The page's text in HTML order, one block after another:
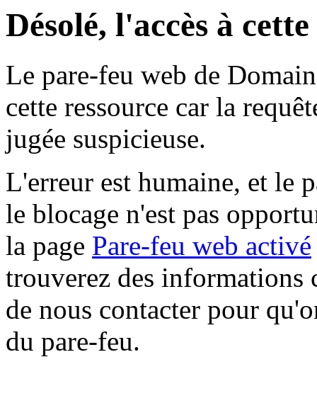
Désolé, l'accès à
Le pare-feu web de
cette ressource car la
jugée suspicieuse.
L'erreur est humaine, et le
le blocage n'est pas
la page Pare-feu web activé
trouverez des informations
de nous contacter pour
du pare-feu.